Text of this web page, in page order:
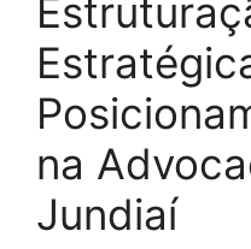
na
Jundiaí